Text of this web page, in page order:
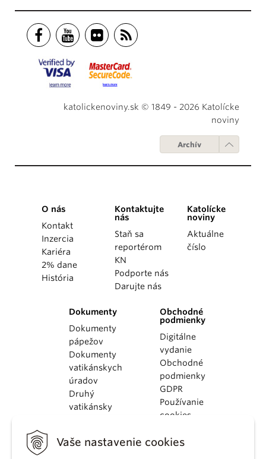
Vaše nastavenie cookies
katolickenoviny.sk © 1849 - 2026 Katolícke
noviny
Archív
O nás
Kontakt
Inzercia
Kariéra
2% dane
História
Kontaktujte
nás
Staň sa
reportérom
KN
Podporte nás
Darujte nás
Katolícke
noviny
Aktuálne
číslo
Dokumenty
Dokumenty
pápežov
Dokumenty
vatikánskych
úradov
Druhý
vatikánsky
KBS
Obchodné
podmienky
Digitálne
vydanie
Obchodné
podmienky
GDPR
Používanie
cookies